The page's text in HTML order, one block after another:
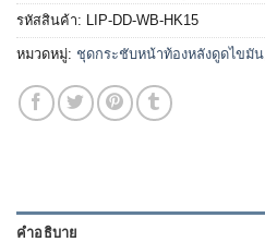
รหัสสินค้า: LIP-DD-WB-HK15
หมวดหมู่: ชุดกระชับหน้าท้องหลังดูดไขมัน
คำอธิบาย